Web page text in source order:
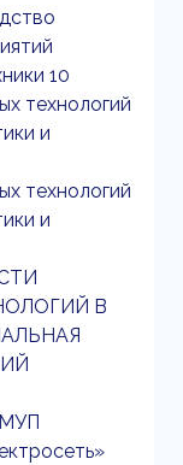
10
технологий
и
технологий
и
В
МУП